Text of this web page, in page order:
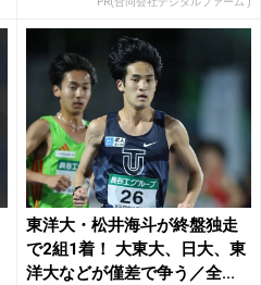
東洋大・松井海斗が終盤独走
で2組1着！ 大東大、日大、東
洋大などが僅差で争う／全...